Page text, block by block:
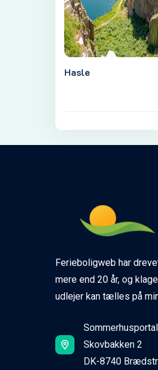
Hasle
Ferieboligweb har
mere end 20 år, og
udlejer kan tælles på
Skovbakken 2
DK-8740